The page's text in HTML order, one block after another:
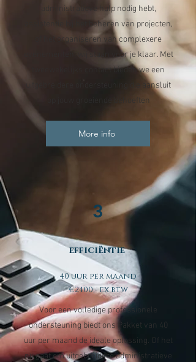
administratieve hulp nodig hebt,
assistentie bij het beheren van projecten,
of het organiseren van complexere
evenementen, wij staan voor je klaar. Met
tweewekelijks contact bieden we een
uitgebreidere ondersteuning die aansluit
op jouw groeiende behoeften
More info
3
efficiëntie
40 uur per maand
€2400,- ex btw
Voor een volledige professionele
ondersteuning biedt ons Pakket van 40
uur per maand de ideale oplossing. Of het
nu gaat om uitgebreidere administratieve